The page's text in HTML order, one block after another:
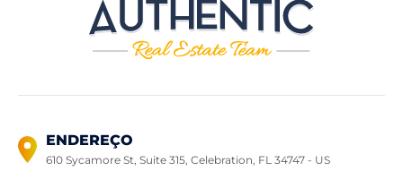
ENDEREÇO
610 Sycamore St, Suite 315, Celebration, FL 34747 - US